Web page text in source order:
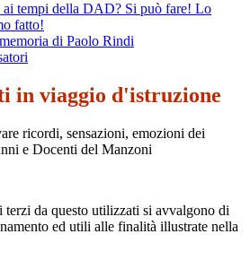
tempi della DAD? Si può fare! Lo
fatto!
di Paolo Rindi
in viaggio d'istruzione
ricordi, sensazioni, emozioni dei
e Docenti del Manzoni
terzi da questo utilizzati si avvalgono di
ed utili alle finalità illustrate nella